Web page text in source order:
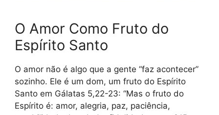
O Amor Como Fruto do
Espírito Santo
O amor não é algo que a gente “faz acontecer”
sozinho. Ele é um dom, um fruto do Espírito
Santo em Gálatas 5,22-23: “Mas o fruto do
Espírito é: amor, alegria, paz, paciência,